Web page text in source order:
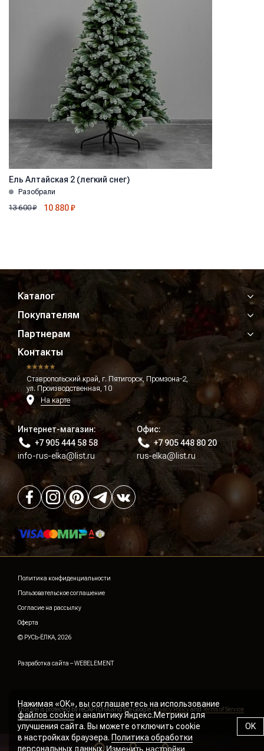
Ель Алтайская 2 (легкий снег)
Разобрали
13 600₽ 10 880₽
Каталог
Покупателям
Партнерам
Контакты
Ставропольский край, г. Пятигорск, Промзона-2,
ул. Производственная, 10
На карте
Интернет-магазин:
+7 905 444 58 58
info-rus-elka@list.ru
Офис:
+7 905 448 80 20
rus-elka@list.ru
Политика конфиденциальности
Пользовательское соглашение
Согласие на рассылку
Оферта
© РУСЬ-ЁЛКА, 2026
Разработка сайта –WEBELEMENT
This site is protected by reCAPTCHA and the Google Privacy Policyand Terms of Service
apply.
Нажимая «ОК», вы соглашаетесь на использование
файлов cookieи аналитику Яндекс.Метрики для
улучшения сайта. Вы можете отключить cookie
в настройках браузера. Политика обработки
персональных данных.Изменить настройки
OK